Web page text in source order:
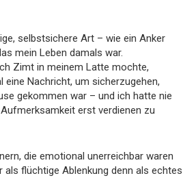
selbstsichere Art – wie ein Anker
mein Leben damals war.
Zimt in meinem Latte mochte,
eine Nachricht, um sicherzugehen,
gekommen war – und ich hatte nie
erst verdienen zu
die emotional unerreichbar waren
als flüchtige Ablenkung denn als echtes